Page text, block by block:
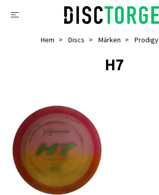
Hem Discs Märken Prodigy
H7